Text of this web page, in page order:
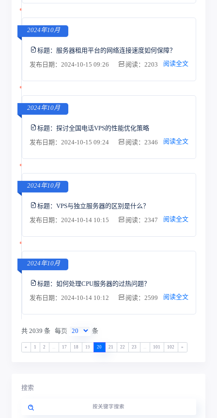
2024年10月
标题： 服务器租用平台的网络连接速度如何保障？
发布日期：2024-10-15 09:26
阅读：2203 阅读全文
2024年10月
标题： 探讨全国电话VPS的性能优化策略
发布日期：2024-10-15 09:24
阅读：2346 阅读全文
2024年10月
标题： VPS与独立服务器的区别是什么？
发布日期：2024-10-14 10:15
阅读：2347 阅读全文
2024年10月
标题： 如何处理CPU服务器的过热问题？
发布日期：2024-10-14 10:12
阅读：2599 阅读全文
共 2039 条 每页 条
« 1 2 17 18 19 20 21 22 23 101 102 »
搜索